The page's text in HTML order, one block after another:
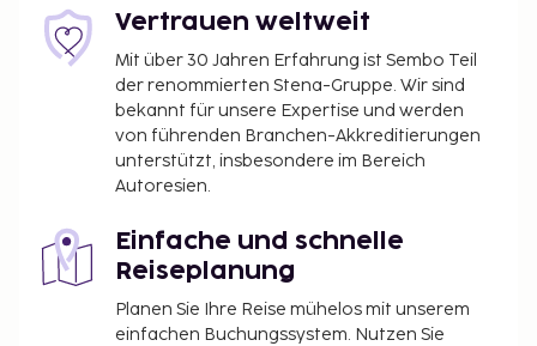
Vertrauen weltweit
Mit über 30 Jahren Erfahrung ist Sembo Teil
der renommierten Stena-Gruppe. Wir sind
bekannt für unsere Expertise und werden
von führenden Branchen-Akkreditierungen
unterstützt, insbesondere im Bereich
Autoresien.
Einfache und schnelle
Reiseplanung
Planen Sie Ihre Reise mühelos mit unserem
einfachen Buchungssystem. Nutzen Sie